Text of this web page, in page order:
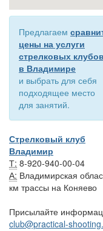
Предлагаем
цены на услуги
стрелковых клубов
в Владимире
и выбрать для себя
подходящее место
для занятий.
Стрелковый клуб
Владимир
Т: 8-920-940-00-04
А: Владимирская
км трассы на Коняево
Присылайте
club@practical-